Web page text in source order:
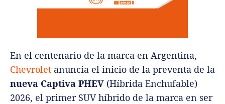
En el centenario de la marca en Argentina,
Chevrolet anuncia el inicio de la preventa de la
nueva Captiva PHEV (Híbrida Enchufable)
2026, el primer SUV híbrido de la marca en ser